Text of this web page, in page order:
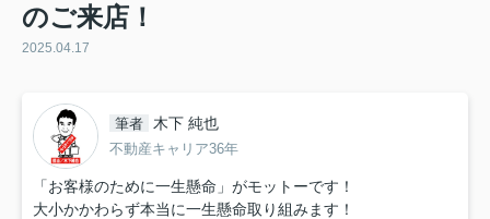
のご来店！
2025.04.17
筆者 木下 純也
不動産キャリア36年
「お客様のために一生懸命」がモットーです！
大小かかわらず本当に一生懸命取り組みます！